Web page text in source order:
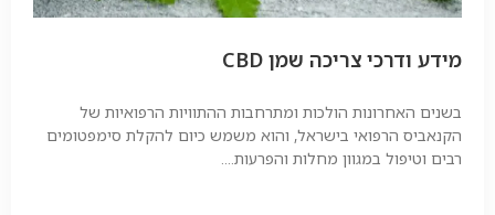
מידע ודרכי צריכה שמן CBD
בשנים האחרונות הולכות ומתרחבות ההתוויות הרפואיות של
הקנאביס הרפואי בישראל, והוא משמש כיום להקלת סימפטומים
רבים וטיפול במגוון מחלות והפרעות....